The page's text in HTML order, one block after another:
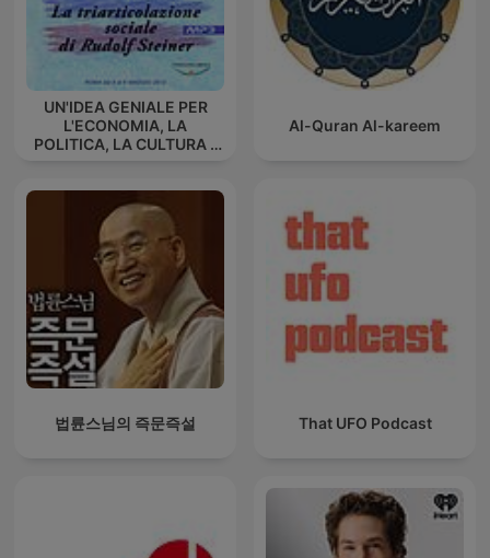
UN'IDEA GENIALE PER
L'ECONOMIA, LA
POLITICA, LA CULTURA -
Al-Quran Al-kareem
법륜스님의 즉문즉설 That UFO Podcast